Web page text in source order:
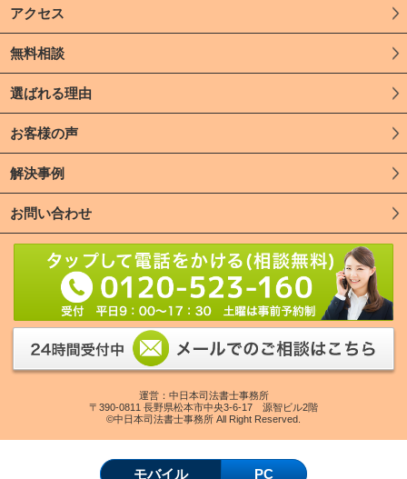
アクセス
無料相談
選ばれる理由
お客様の声
解決事例
お問い合わせ
運営：中日本司法書士事務所
〒390-0811 長野県松本市中央3-6-17 源智ビル2階
©中日本司法書士事務所 All Right Reserved.
モバイル PC